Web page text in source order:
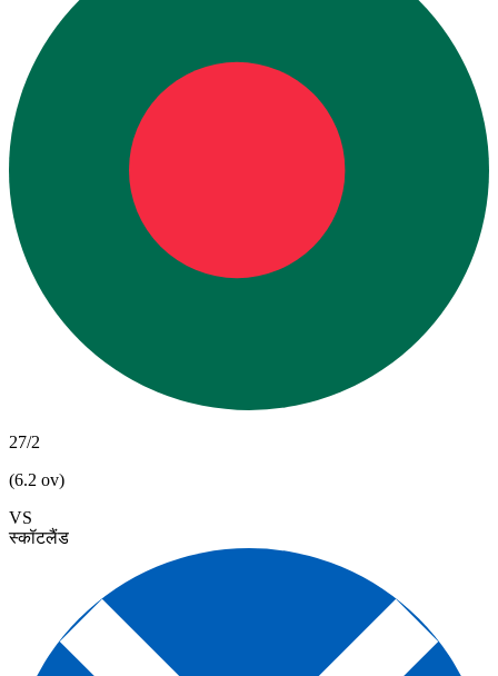
27/2
(6.2 ov)
VS
स्कॉटलैंड